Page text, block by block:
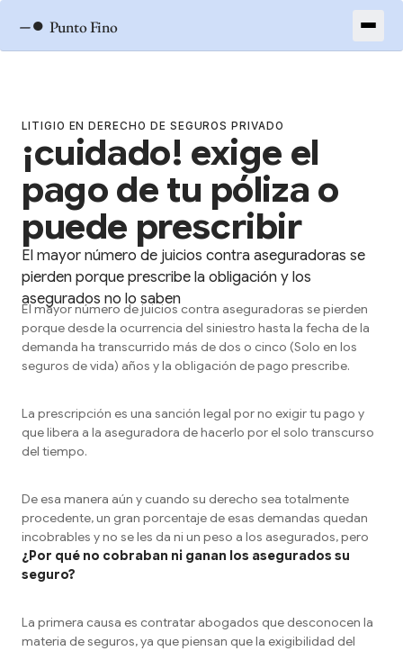
–● Punto Fino
LITIGIO EN DERECHO DE SEGUROS PRIVADO
¡cuidado! exige el
pago de tu póliza o
puede prescribir
El mayor número de juicios contra aseguradoras se
pierden porque prescribe la obligación y los
asegurados no lo saben
El mayor número de juicios contra aseguradoras se pierden
porque desde la ocurrencia del siniestro hasta la fecha de la
demanda ha transcurrido más de dos o cinco (Solo en los
seguros de vida) años y la obligación de pago prescribe.
La prescripción es una sanción legal por no exigir tu pago y
que libera a la aseguradora de hacerlo por el solo transcurso
del tiempo.
De esa manera aún y cuando su derecho sea totalmente
procedente, un gran porcentaje de esas demandas quedan
incobrables y no se les da ni un peso a los asegurados, pero
¿Por qué no cobraban ni ganan los asegurados su
seguro?
La primera causa es contratar abogados que desconocen la
materia de seguros, ya que piensan que la exigibilidad del